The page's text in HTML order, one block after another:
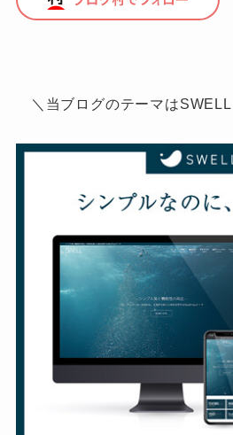
＼当ブログのテーマは